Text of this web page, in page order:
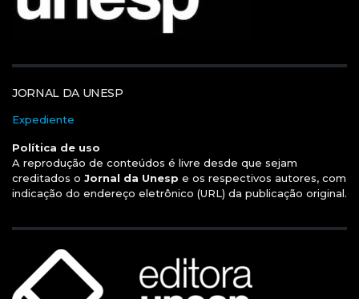
JORNAL DA UNESP
Expediente
Política de uso
A reprodução de conteúdos é livre desde que sejam
creditados o Jornal da Unesp e os respectivos autores, com
indicação do endereço eletrônico (URL) da publicação original.